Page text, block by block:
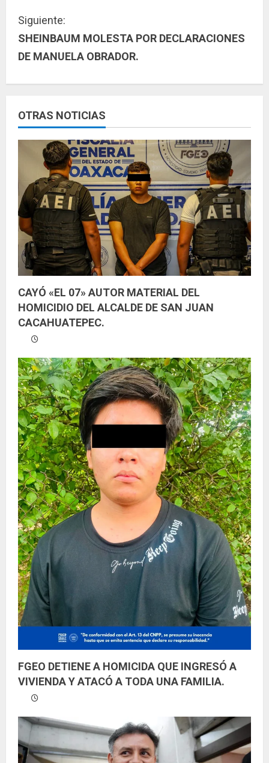
u
e
l
e
y
n
d
o
Siguiente:
SHEINBAUM MOLESTA POR DECLARACIONES
DE MANUELA OBRADOR.
OTRAS NOTICIAS
CAYÓ «EL 07» AUTOR MATERIAL DEL
HOMICIDIO DEL ALCALDE DE SAN JUAN
CACAHUATEPEC.
FGEO DETIENE A HOMICIDA QUE INGRESÓ A
VIVIENDA Y ATACÓ A TODA UNA FAMILIA.